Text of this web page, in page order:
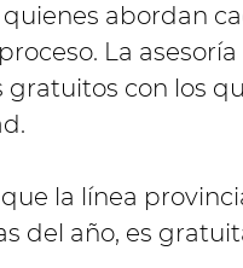
abordan
La
gratuitos con los
la línea
del año, es